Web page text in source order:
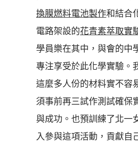
換膜燃料電池製作和結合
電路架設的花青素萃取實
學員樂在其中，與會的中
專注享受於此化學實驗。
這麼多人份的材料實不容
須事前再三試作測試確保
與成功。也預訓練了北一
入參與這項活動，貢獻自